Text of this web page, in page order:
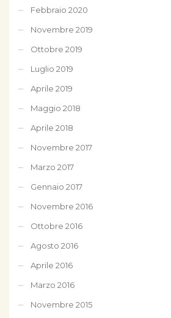
Febbraio 2020
Novembre 2019
Ottobre 2019
Luglio 2019
Aprile 2019
Maggio 2018
Aprile 2018
Novembre 2017
Marzo 2017
Gennaio 2017
Novembre 2016
Ottobre 2016
Agosto 2016
Aprile 2016
Marzo 2016
Novembre 2015